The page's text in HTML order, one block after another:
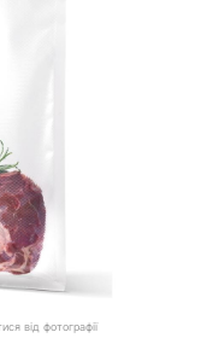
від фотографії